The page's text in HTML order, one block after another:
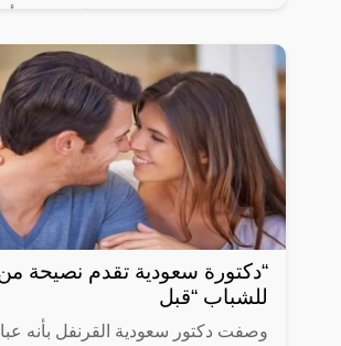
وزارة الدفاع بالمملكة العربية
“دكتورة سعودية تقدم نصيحة
للشباب “قبل
وصفت دكتور سعودية القرنفل بأنه